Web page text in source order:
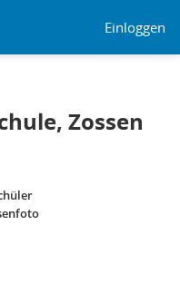
Einloggen
Zossen